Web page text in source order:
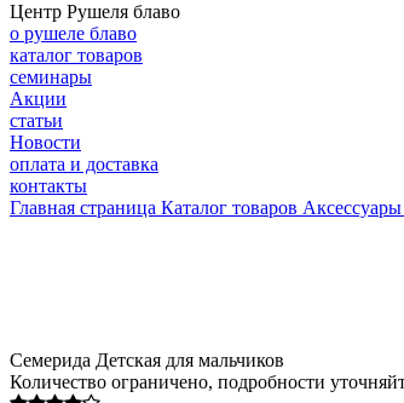
Центр Рушеля блаво
о рушеле блаво
каталог товаров
семинары
Акции
статьи
Новости
оплата и доставка
контакты
Главная страница Каталог товаров Аксессуары
Семерида Детская для мальчиков
Количество ограничено, подробности